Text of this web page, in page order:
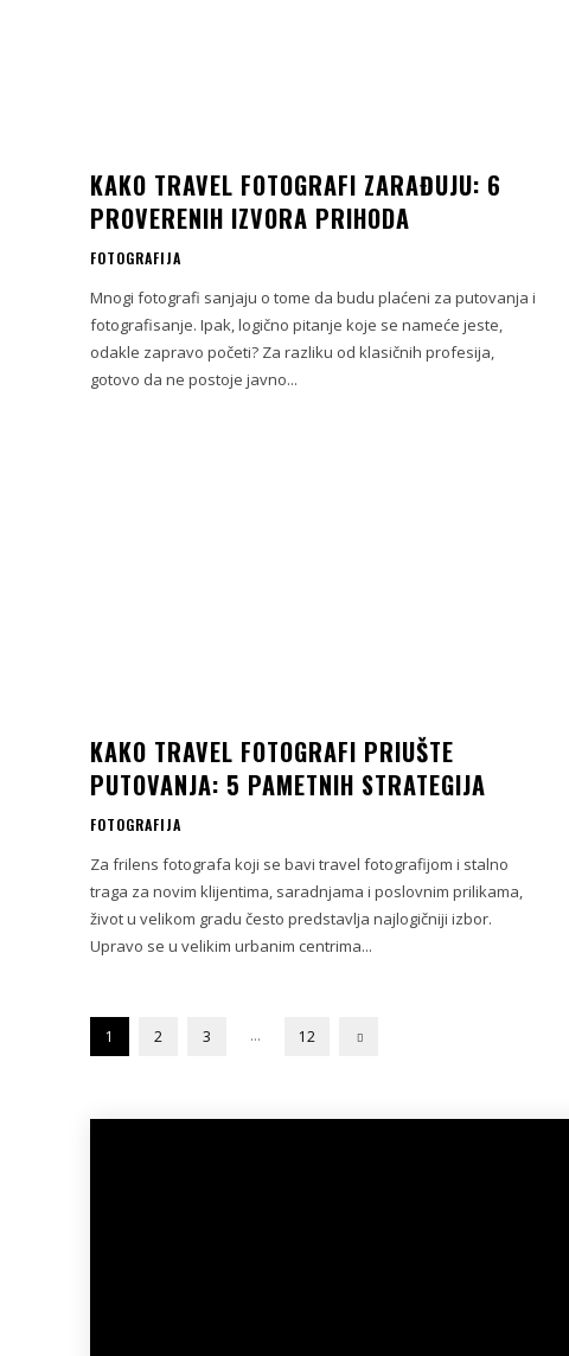
KAKO TRAVEL FOTOGRAFI ZARAĐUJU: 6
PROVERENIH IZVORA PRIHODA
FOTOGRAFIJA
Mnogi fotografi sanjaju o tome da budu plaćeni za putovanja i
fotografisanje. Ipak, logično pitanje koje se nameće jeste,
odakle zapravo početi? Za razliku od klasičnih profesija,
gotovo da ne postoje javno...
KAKO TRAVEL FOTOGRAFI PRIUŠTE
PUTOVANJA: 5 PAMETNIH STRATEGIJA
FOTOGRAFIJA
Za frilens fotografa koji se bavi travel fotografijom i stalno
traga za novim klijentima, saradnjama i poslovnim prilikama,
život u velikom gradu često predstavlja najlogičniji izbor.
Upravo se u velikim urbanim centrima...
1 2 3 ... 12